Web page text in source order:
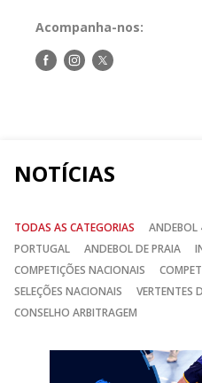
Acompanha-nos:
Siga-Siga-Siga-
NOTÍCIAS
TODAS AS CATEGORIAS ANDEBOL
PORTUGAL
ANDEBOL DE PRAIA
COMPETIÇÕES NACIONAIS
SELEÇÕES NACIONAIS
VERTENTES
CONSELHO ARBITRAGEM